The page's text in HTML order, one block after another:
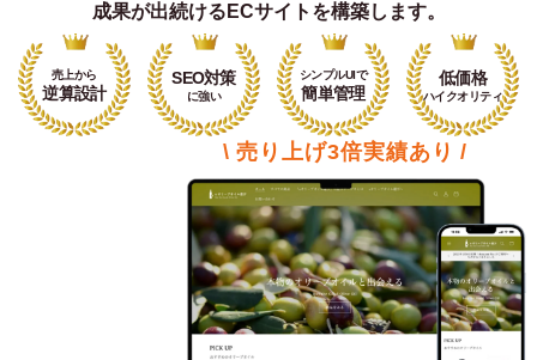
あっ！と おどろく、みらいをつくる。
SERVICE
事業概要
成果が出続けるECサイトを構築します。
売上から
逆算設計
SEO対策
に強い
シンプルUIで
簡単管理
低価格
ハイクオリティ
\ 売り上げ3倍実績あり /